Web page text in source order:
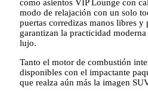
como asientos VIP Lounge con
modo de relajación con un solo
puertas corredizas manos libres
garantizan la practicidad
lujo.
Tanto el motor de combustión
disponibles con el impactante
que realza aún más la imagen